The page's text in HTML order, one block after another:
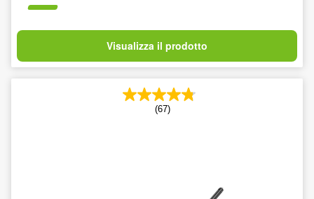
Visualizza il prodotto
(67)